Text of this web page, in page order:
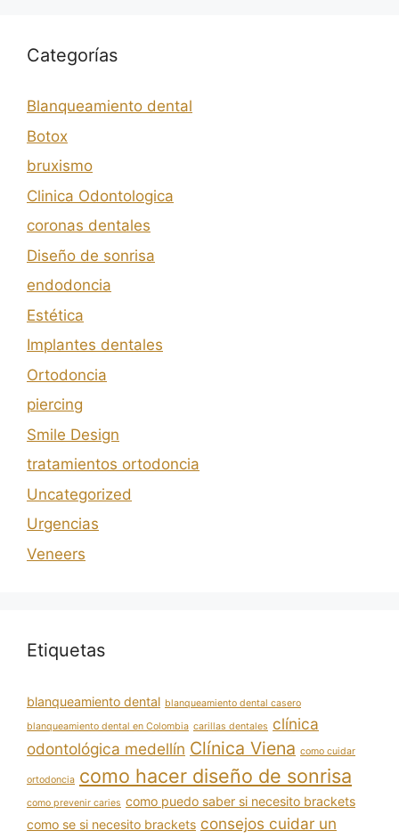
Categorías
Blanqueamiento dental
Botox
bruxismo
Clinica Odontologica
coronas dentales
Diseño de sonrisa
endodoncia
Estética
Implantes dentales
Ortodoncia
piercing
Smile Design
tratamientos ortodoncia
Uncategorized
Urgencias
Veneers
Etiquetas
blanqueamiento dental blanqueamiento dental casero
blanqueamiento dental en Colombia carillas dentales clínica
odontológica medellín Clínica Viena como cuidar
ortodoncia como hacer diseño de sonrisa
como prevenir caries como puedo saber si necesito brackets
como se si necesito brackets consejos cuidar un